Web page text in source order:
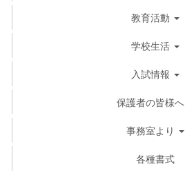
教育活動
学校生活
入試情報
保護者の皆様へ
事務室より
各種書式